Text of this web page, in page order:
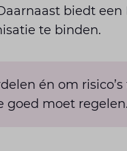
biedt
te binden.
én om risico’s
goed moet regelen.